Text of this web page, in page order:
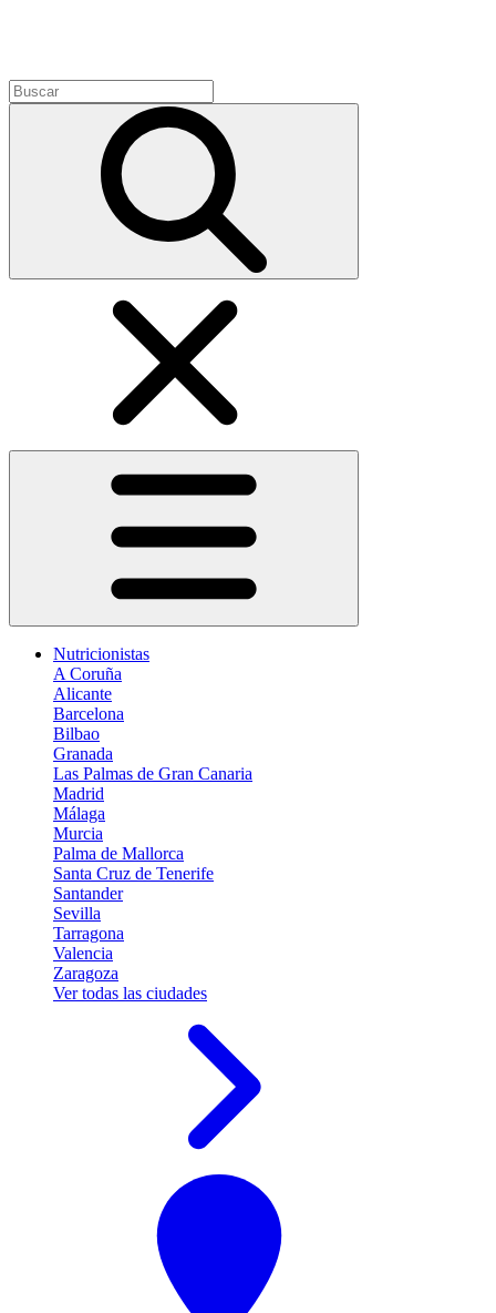
Nutricionistas
A Coruña
Alicante
Barcelona
Bilbao
Granada
Las Palmas de Gran Canaria
Madrid
Málaga
Murcia
Palma de Mallorca
Santa Cruz de Tenerife
Santander
Sevilla
Tarragona
Valencia
Zaragoza
Ver todas las ciudades